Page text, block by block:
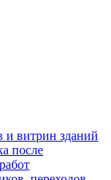
и витрин зданий
после